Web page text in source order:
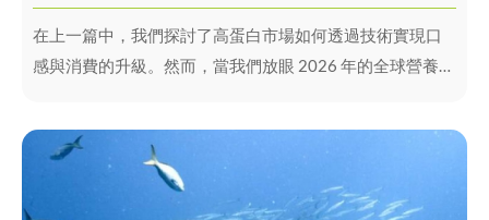
在上一篇中，我們探討了高蛋白市場如何透過技術實現口
感與消費的升級。然而，當我們放眼 2026 年的全球營養版
Wegovy、Zepbound 為首的「GLP-1 藥物」。隨着這些藥
物在北美的普及，保健市場迎來了結構性的轉變：保健品
不再試圖與神藥「競爭」減重效果，而是轉向擔任藥物使